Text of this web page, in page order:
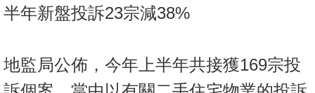
業
關
半年新盤投訴23宗減38%
地監局公佈，今年上半年共接獲169宗投